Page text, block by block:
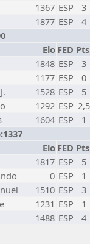
1367 ESP
3
1877 ESP
4
Elo FED
1848 ESP
3
1177 ESP
0
1528 ESP
5
1292 ESP 2,5
1604 ESP
1
Elo FED
1817 ESP
5
0 ESP
1
1510 ESP
3
1231 ESP
1
1488 ESP 4